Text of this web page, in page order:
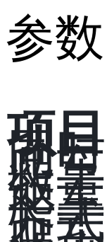
参数
项目
同时
爬车
数量
爬车
方式